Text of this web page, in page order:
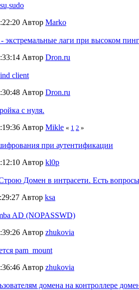
Автор Marko
- экстремальные лаги при высоком
Автор Dron.ru
client
Автор Dron.ru
с нуля.
Автор Mikle « 1 2 »
при аутентификации
Автор kl0p
Домен в интрасети. Есть
Автор ksa
AD (NOPASSWD)
Автор zhukovia
pam_mount
Автор zhukovia
домена на контроллере